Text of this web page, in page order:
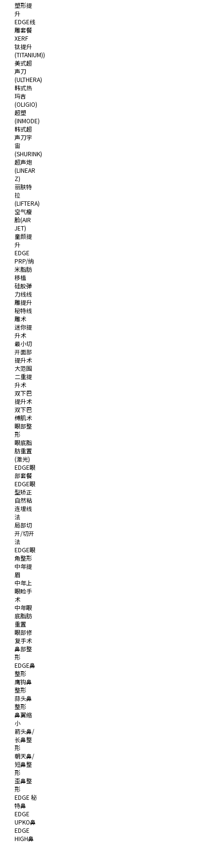
塑形提
升
EDGE线
雕套餐
XERF
钛提升
(TITANIUM))
美式超
声刀
(ULTHERA)
韩式热
玛吉
(OLIGIO)
超塑
(INMODE)
韩式超
声刀宇
宙
(SHURINK)
超声炮
(LINEAR
Z)
丽肤特
拉
(LIFTERA)
空气瘦
脸(AIR
JET)
童颜提
升
EDGE
PRP/纳
米脂肪
移植
硅胶弹
力线线
雕提升
秘特线
雕术
迷你提
升术
最小切
开面部
提升术
大范围
二重提
升术
双下巴
提升术
双下巴
缚肌术
眼部整
形
眼底脂
肪重置
(激光)
EDGE眼
部套餐
EDGE眼
型矫正
自然粘
连埋线
法
局部切
开/切开
法
EDGE眼
角整形
中年提
眉
中年上
眼睑手
术
中年眼
底脂肪
重置
眼部修
复手术
鼻部整
形
EDGE鼻
整形
鹰钩鼻
整形
蒜头鼻
整形
鼻翼缩
小
箭头鼻/
长鼻整
形
朝天鼻/
短鼻整
形
歪鼻整
形
EDGE 秘
特鼻
EDGE
UPKO鼻
EDGE
HIGH鼻